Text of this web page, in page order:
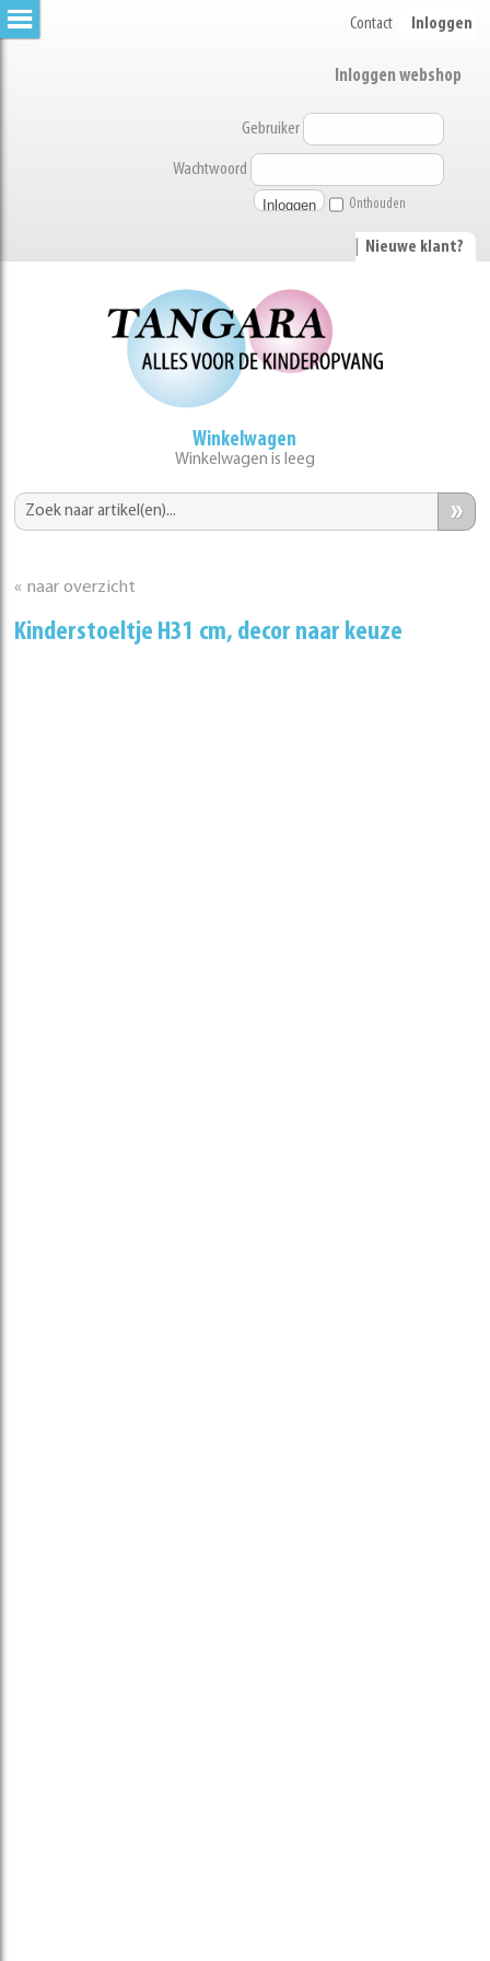
Contact Inloggen
Inloggen webshop
Gebruiker
Wachtwoord
Onthouden
Nieuwe klant?
Winkelwagen
Winkelwagen is leeg
»
« naar overzicht
Kinderstoeltje H31 cm, decor naar keuze